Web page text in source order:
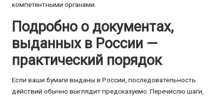
компетентными органами.
Подробно о документах,
выданных в России —
практический порядок
Если ваши бумаги выданы в России, последовательность
действий обычно выглядит предсказуемо. Перечислю шаги,